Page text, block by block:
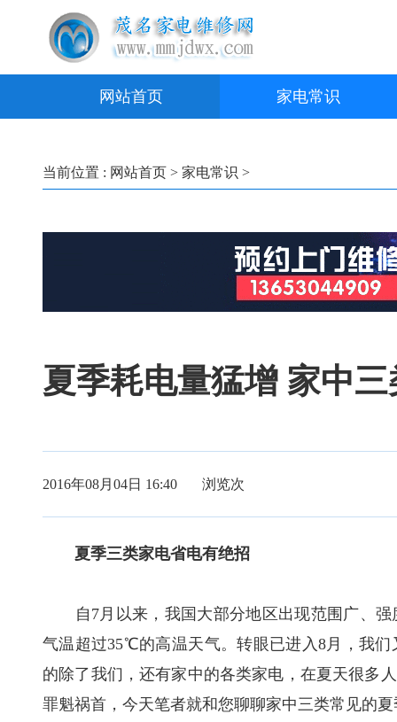
网站首页 家电常识
当前位置 : 网站首页 > 家电常识 >
夏季耗电量猛增 家中
2016年08月04日 16:40 浏览次
夏季三类家电省电有绝招
自7月以来，我国大部分地区出现范围广、强
气温超过35℃的高温天气。转眼已进入8月，我
的除了我们，还有家中的各类家电，在夏天很多
罪魁祸首，今天笔者就和您聊聊家中三类常见的